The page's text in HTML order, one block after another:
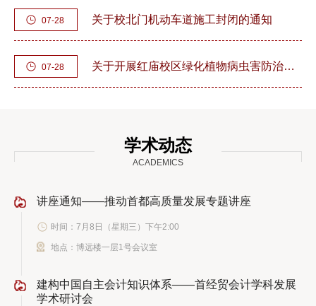
关于校北门机动车道施工封闭的通知
07-28
关于开展红庙校区绿化植物病虫害防治作业的通知
07-28
学术动态
ACADEMICS
讲座通知——推动首都高质量发展专题讲座
时间：7月8日（星期三）下午2:00
地点：博远楼一层1号会议室
建构中国自主会计知识体系——首经贸会计学科发展
学术研讨会